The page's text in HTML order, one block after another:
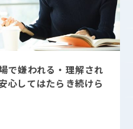
で嫌われる・理解され
心してはたらき続けら